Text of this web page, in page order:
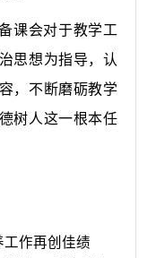
课会对于教学工
思想为指导，认
，不断磨砺教学
树人这一根本任
作再创佳绩